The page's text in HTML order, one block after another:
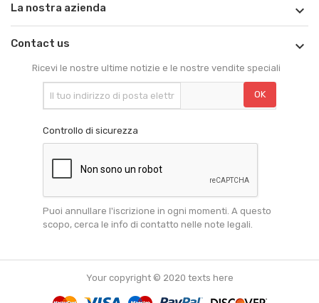
La nostra azienda 
Contact us 
Ricevi le nostre ultime notizie e le nostre vendite speciali
Controllo di sicurezza
Puoi annullare l'iscrizione in ogni momenti. A questo
scopo, cerca le info di contatto nelle note legali.
Your copyright © 2020 texts here